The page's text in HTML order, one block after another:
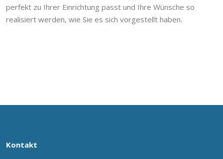
perfekt zu Ihrer Einrichtung passt und Ihre Wünsche so
realisiert werden, wie Sie es sich vorgestellt haben.
Kontakt